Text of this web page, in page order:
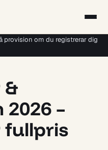
provision om du registrerar dig
–
fullpris